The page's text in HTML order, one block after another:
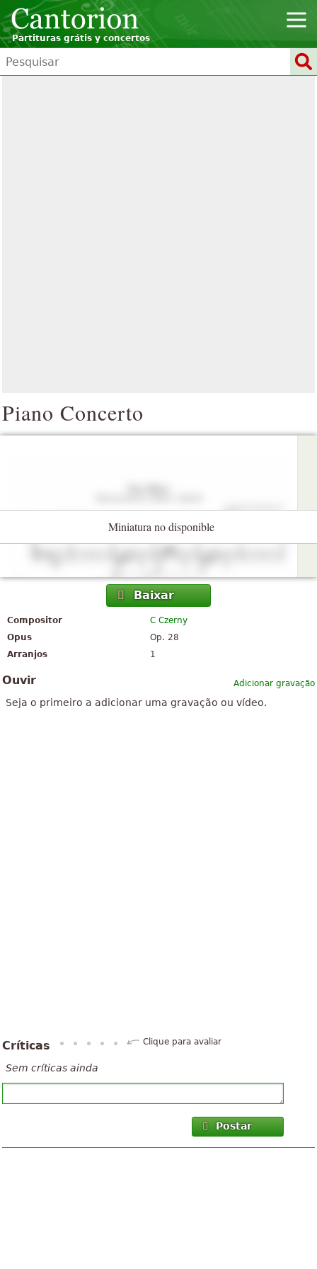
Partituras grátis y concertos
Piano Concerto
Miniatura no disponible
Baixar
Compositor
C Czerny
Opus
Op. 28
Arranjos
1
Adicionar gravação
Ouvir
Seja o primeiro a adicionar uma gravação ou vídeo.
Críticas Clique para avaliar
Sem críticas ainda
Postar